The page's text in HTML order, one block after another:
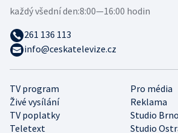
TV program
Pro média
Živé vysílání
Reklama
TV poplatky
Studio Brno
Teletext
Studio
každý všední den:8:00—16:00 hodin
261 136 113
info@ceskatelevize.cz